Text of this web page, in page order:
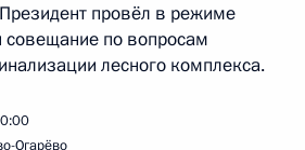
провёл в режиме
по вопросам
лесного комплекса.
Огарёво